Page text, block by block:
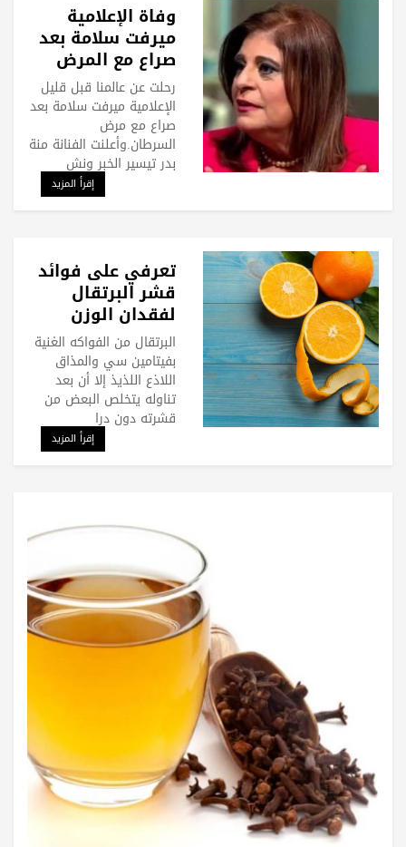
وفاة الإعلامية
ميرفت سلامة بعد
صراع مع المرض
رحلت عن عالمنا قبل قليل
الإعلامية ميرفت سلامة بعد
صراع مع مرض
السرطان.وأعلنت الفنانة منة
بدر تيسير الخبر ونش
إقرأ المزيد
تعرفي على فوائد
قشر البرتقال
لفقدان الوزن
البرتقال من الفواكه الغنية
بفيتامين سي والمذاق
اللاذع اللذيذ إلا أن بعد
تناوله يتخلص البعض من
قشرته دون درا
إقرأ المزيد